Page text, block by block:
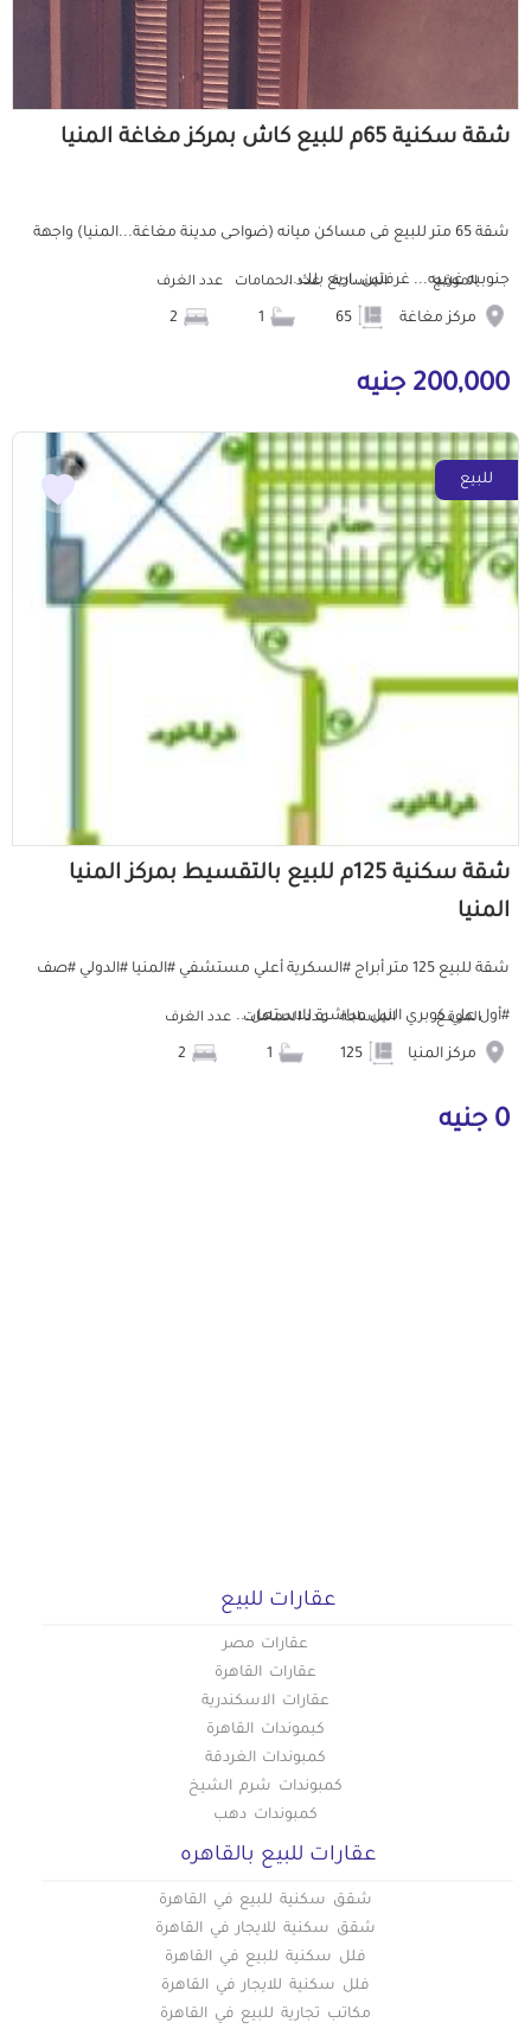
شقة سكنية 65م للبيع كاش بمركز مغاغة المنيا
شقة 65 متر للبيع فى مساكن ميانه (ضواحى مدينة مغاغة...المنيا) واجهة
جنوبيه غربيه... غرفتين..اربع بلك...
الموقع
مركز مغاغة
المساحة
65
عدد الحمامات عدد الغرف
200,000 جنيه
للبيع
شقة سكنية 125م للبيع بالتقسيط بمركز المنيا
المنيا
شقة للبيع 125 متر أبراج #السكرية أعلي مستشفي #المنيا #الدولي #صف
#أول علي كوبري النيل مباشرة للاستعل...
الموقع
مركز المنيا
المساحة عدد الحمامات عدد الغرف
0 جنيه
عقارات للبيع
عقارات مصر
عقارات القاهرة
عقارات الاسكندرية
كبموندات القاهرة
كمبوندات الغردقة
كمبوندات شرم الشيخ
كمبوندات دهب
عقارات للبيع بالقاهره
شقق سكنية للبيع في القاهرة
شقق سكنية للايجار في القاهرة
فلل سكنية للبيع في القاهرة
فلل سكنية للايجار في القاهرة
مكاتب تجارية للبيع في القاهرة